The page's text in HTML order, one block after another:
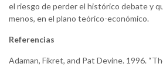
el riesgo de perder el histórico debate y
menos, en el plano teórico-económico.
Referencias
Adaman, Fikret, and Pat Devine. 1996.